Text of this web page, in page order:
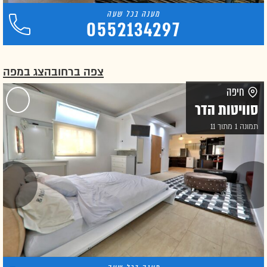
0552134297
צפה ברחובהצג במפה
חיפה
סוויטות הדר
תמונה 1 מתוך 11